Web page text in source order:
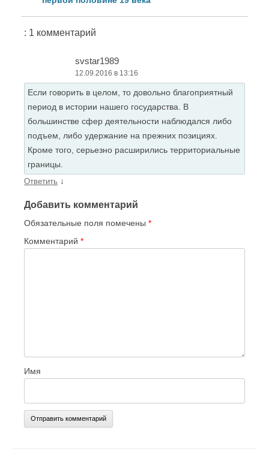
: 1 комментарий
svstar1989
12.09.2016 в 13:16
Если говорить в целом, то довольно благоприятный
период в истории нашего государства. В
большинстве сфер деятельности наблюдался либо
подъем, либо удержание на прежних позициях.
Кроме того, серьезно расширились территориальные
границы.
Ответить ↓
Добавить комментарий
Обязательные поля помечены *
Комментарий *
Имя